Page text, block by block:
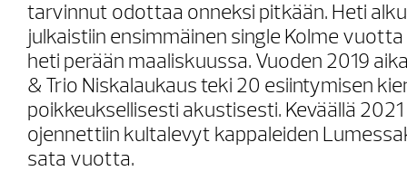
tarvinnut odottaa onneksi pitkään. Heti
julkaistiin ensimmäinen single Kolme
heti perään maaliskuussa. Vuoden 2019
& Trio Niskalaukaus teki 20 esiintymisen
poikkeuksellisesti akustisesti. Keväällä
ojennettiin kultalevyt kappaleiden
sata vuotta.